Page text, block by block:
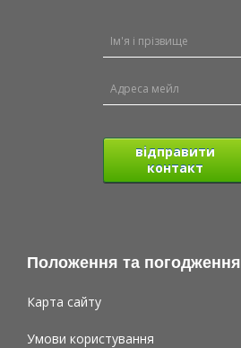
відправити
контакт
Положення та погодження
Карта сайту
Умови користування